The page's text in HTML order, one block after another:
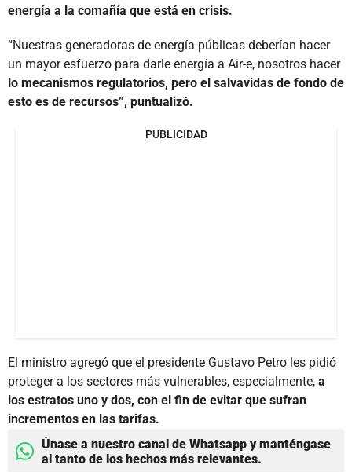
energía a la comañía que está en crisis.
“Nuestras generadoras de energía públicas deberían hacer
un mayor esfuerzo para darle energía a Air-e, nosotros hacer
lo mecanismos regulatorios, pero el salvavidas de fondo de
esto es de recursos”, puntualizó.
PUBLICIDAD
El ministro agregó que el presidente Gustavo Petro les pidió
proteger a los sectores más vulnerables, especialmente, a
los estratos uno y dos, con el fin de evitar que sufran
incrementos en las tarifas.
Únase a nuestro canal de Whatsapp y manténgase
al tanto de los hechos más relevantes.